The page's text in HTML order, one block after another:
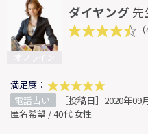
ダイヤング 先
（
満足度：
電話占い
［投稿日］2020年09
匿名希望 / 40代 女性